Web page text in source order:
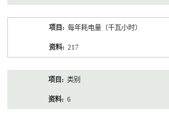
每年耗电量（千瓦小时）
217
类别
6